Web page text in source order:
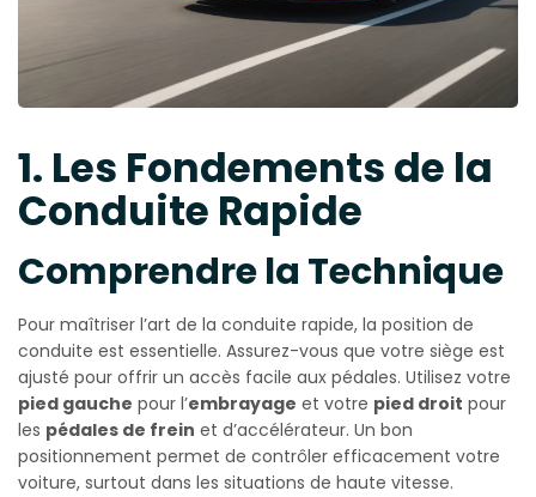
1. Les Fondements de la
Conduite Rapide
Comprendre la Technique
Pour maîtriser l’art de la conduite rapide, la position de
conduite est essentielle. Assurez-vous que votre siège est
ajusté pour offrir un accès facile aux pédales. Utilisez votre
pied gauche pour l’embrayage et votre pied droit pour
les pédales de frein et d’accélérateur. Un bon
positionnement permet de contrôler efficacement votre
voiture, surtout dans les situations de haute vitesse.